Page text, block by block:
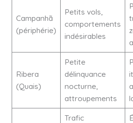
Campanhã
(périphérie)
Petits vols,
comportements
indésirables
Ribera
(Quais)
Petite
délinquance
nocturne,
attroupements
Trafic